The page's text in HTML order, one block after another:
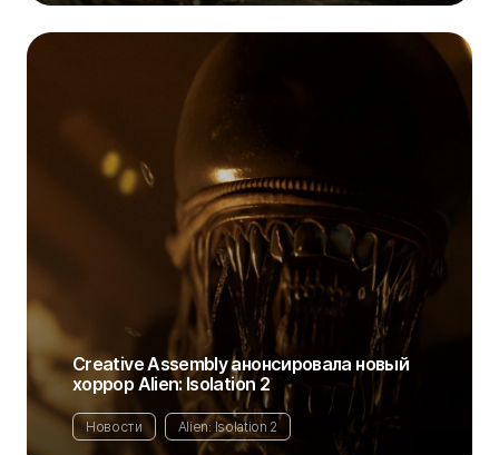
Creative Assembly анонсировала новый
хоррор Alien: Isolation 2
Новости Alien: Isolation 2